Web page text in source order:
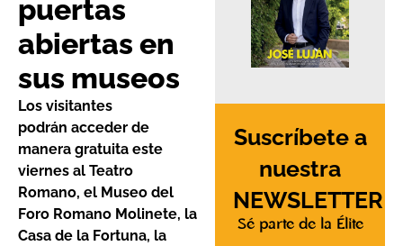
puertas
abiertas en
sus museos
Los visitantes
podrán acceder de
manera gratuita este
viernes al Teatro
Romano, el Museo del
Foro Romano Molinete, la
Casa de la Fortuna, la
Suscríbete a
nuestra
NEWSLETTER
Sé parte de la Élite